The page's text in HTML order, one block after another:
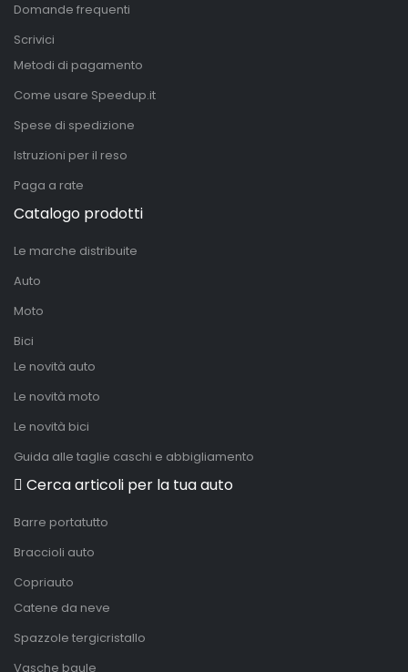
Domande frequenti
Scrivici
Metodi di pagamento
Come usare Speedup.it
Spese di spedizione
Istruzioni per il reso
Paga a rate
Catalogo prodotti
Le marche distribuite
Auto
Moto
Bici
Le novità auto
Le novità moto
Le novità bici
Guida alle taglie caschi e abbigliamento
Cerca articoli per la tua auto
Barre portatutto
Braccioli auto
Copriauto
Catene da neve
Spazzole tergicristallo
Vasche baule